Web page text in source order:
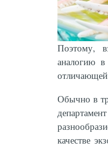
Поэтому,
аналогию
отличающей
Обычно в
качестве